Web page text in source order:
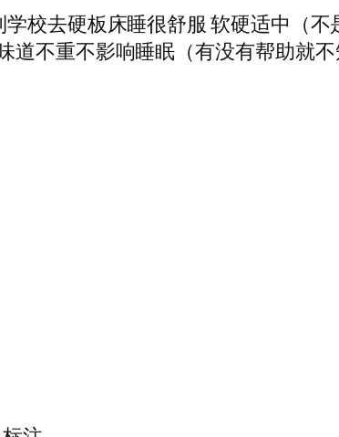
校去硬板床睡很舒服 软硬适中（
道不重不影响睡眠（有没有帮助就